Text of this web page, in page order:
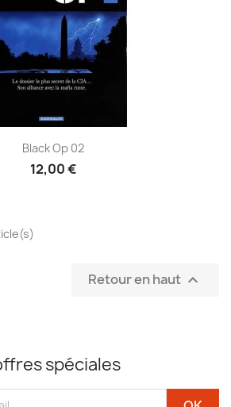
Black Op 02
12,00 €
Retour en haut 
spéciales